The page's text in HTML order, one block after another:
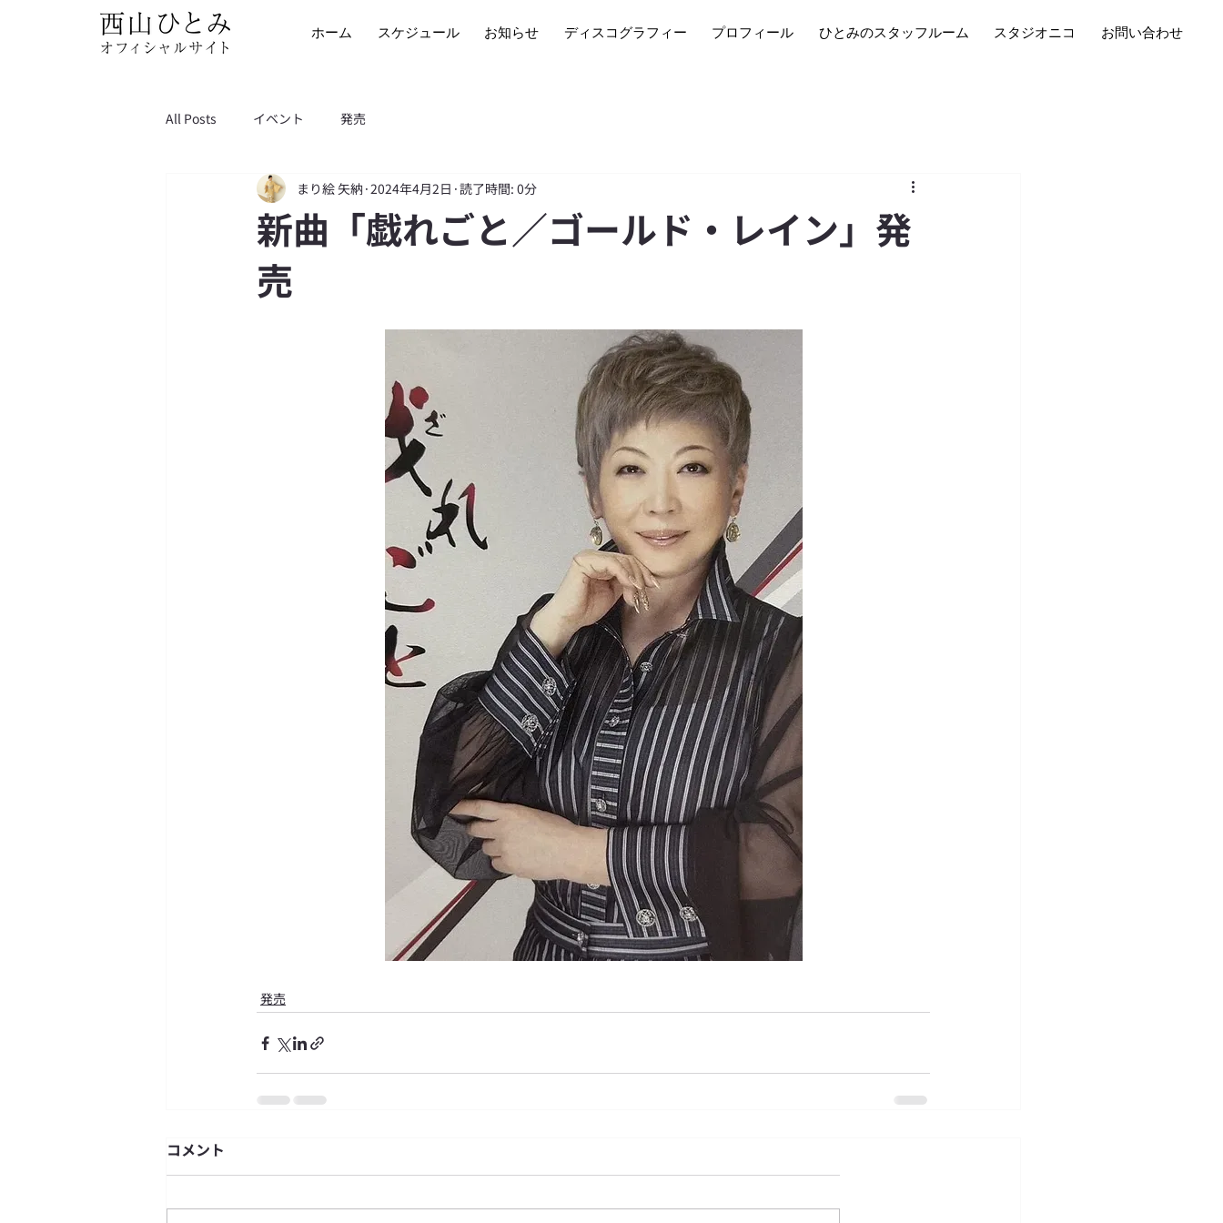
ホーム スケジュール お知らせ ディスコグラフィー プロフィール ひとみのスタッフルーム スタジオニコ お問い合わせ
All Posts イベント 発売
新曲「戯れごと／ゴールド・レイン」発
売
まり絵 矢納 2024年4月2日 読了時間: 0分
発売
コメント